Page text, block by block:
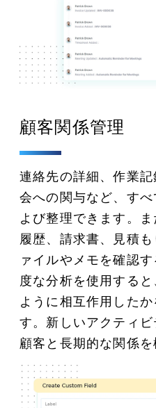
顧客関係管理
連絡先の詳細、作業
会への関与など、す
よび整理できます。ま
履歴、請求書、見積
ァイルやメモを確認
度な分析を使用する
ように相互作用した
す。新しいアクティビ
顧客と長期的な関係を